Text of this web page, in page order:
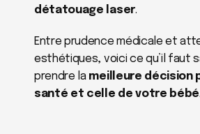
détatouage laser.
Entre prudence médicale et
esthétiques, voici ce qu’il faut
prendre la meilleure décision
santé et celle de votre bébé.